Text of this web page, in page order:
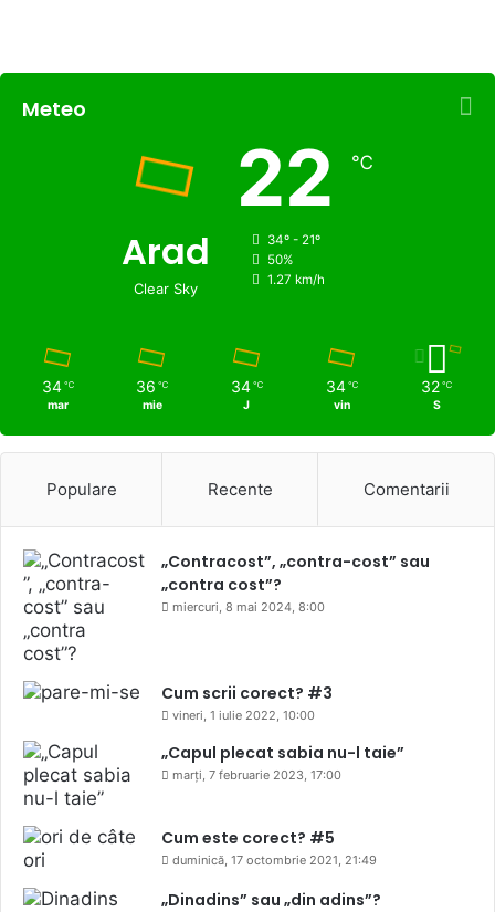
Meteo
Arad
Clear Sky
22 ℃
34º - 21º
50%
1.27 km/h
34 ℃
mar
36 ℃
mie
34 ℃
J
34 ℃
vin
32 ℃
S
Populare Recente Comentarii
„Contracost”, „contra-cost” sau
„contra cost”?
miercuri, 8 mai 2024, 8:00
Cum scrii corect? #3
vineri, 1 iulie 2022, 10:00
„Capul plecat sabia nu-l taie”
marți, 7 februarie 2023, 17:00
Cum este corect? #5
duminică, 17 octombrie 2021, 21:49
„Dinadins” sau „din adins”?